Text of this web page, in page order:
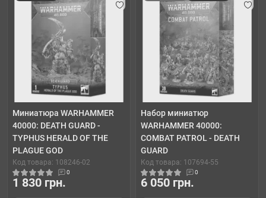
Миниатюра WARHAMMER
40000: DEATH GUARD -
TYPHUS HERALD OF THE
PLAGUE GOD
Код товара: 108246-02
0
1 830 грн.
Набор миниатюр
WARHAMMER 40000:
COMBAT PATROL - DEATH
GUARD
Код товара: 107694-55
0
6 050 грн.